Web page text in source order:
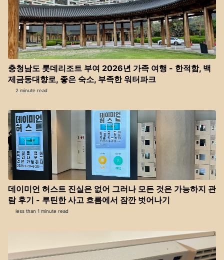
충청남도 롯데리조트 부여 2026년 가족 여행 - 한적함, 백
제금동대향로, 좋은 숙소, 부족한 워터파크
2 minute read
데이미언 허스트 진실은 없어 그러나 모든 것은 가능하지 관
람 후기 - 루틴한 사고 흐름에서 잠깐 벗어나기
less than 1 minute read